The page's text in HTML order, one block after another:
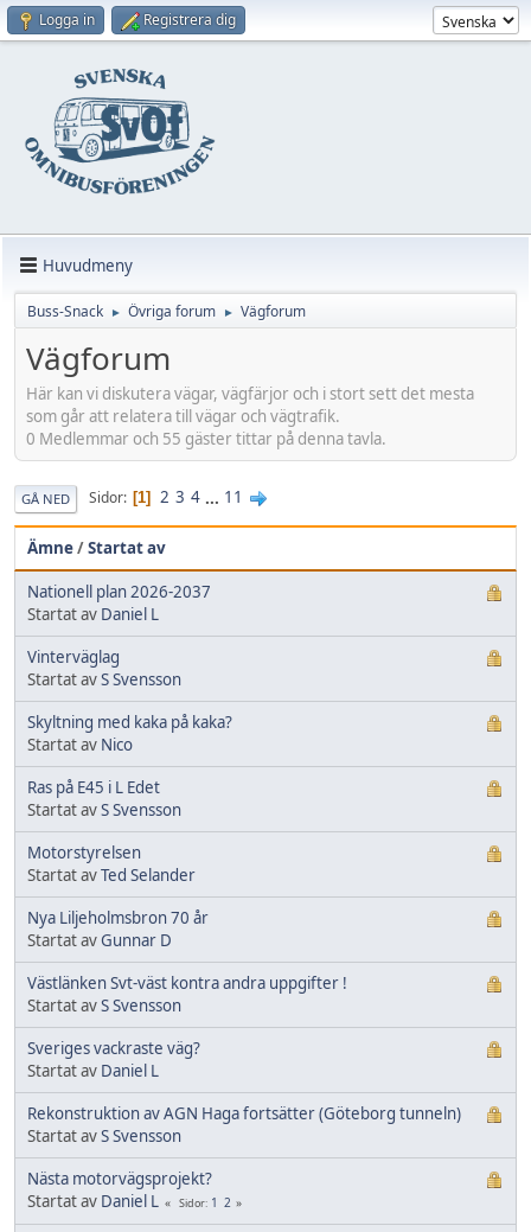
Logga in Registrera dig
Huvudmeny
Buss-Snack ► Övriga forum ► Vägforum
Vägforum
Här kan vi diskutera vägar, vägfärjor och i stort sett det mesta
som går att relatera till vägar och vägtrafik.
0 Medlemmar och 55 gäster tittar på denna tavla.
GÅ NED Sidor 1 2 3 4 ... 11
Ämne/Startat av
Nationell plan 2026-2037
Startat av Daniel L
Vinterväglag
Startat avS Svensson
Skyltning med kaka på kaka?
Startat av Nico
Ras på E45 i L Edet
Startat avS Svensson
Motorstyrelsen
Startat avTed Selander
Nya Liljeholmsbron 70 år
Startat avGunnar D
Västlänken Svt-väst kontra andra uppgifter !
Startat avS Svensson
Sveriges vackraste väg?
Startat av Daniel L
Rekonstruktion av AGN Haga fortsätter (Göteborg tunneln)
Startat avS Svensson
Nästa motorvägsprojekt?
Startat av Daniel L Sidor 1 2